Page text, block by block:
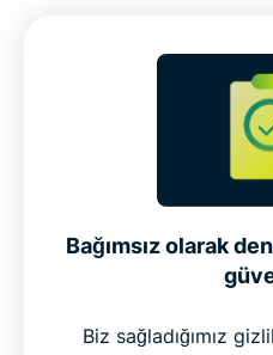
Bağımsız olarak
Biz sağladığımız